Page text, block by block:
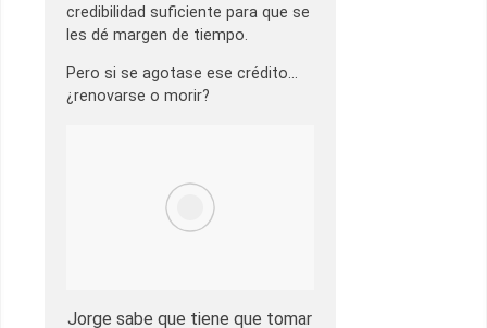
credibilidad suficiente para que se
les dé margen de tiempo.
Pero si se agotase ese crédito…
¿renovarse o morir?
Jorge sabe que tiene que tomar